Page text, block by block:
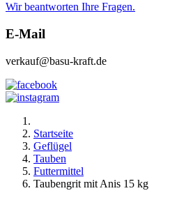
Wir beantworten Ihre Fragen.
E-Mail
verkauf@basu-kraft.de
Startseite
Geflügel
Tauben
Futtermittel
Taubengrit mit Anis 15 kg